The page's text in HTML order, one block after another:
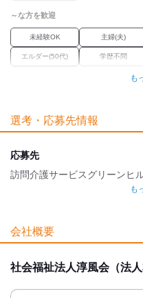
～な方を歓迎
未経験OK 主婦(夫)
エルダー(50代) 学歴不問
産休・育休
交通費有 託児所あり
髪自由
も
選考・応募先情報
応募先
訪問介護サービスグリーンヒ
[最寄駅]
大阪府 寝屋川市⁄寝屋川公
[住所]
も
会社概要
社会福祉法人淳風会（法人